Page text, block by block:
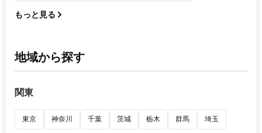
もっと見る
地域から探す
関東
東京 神奈川 千葉 茨城 栃木 群馬 埼玉